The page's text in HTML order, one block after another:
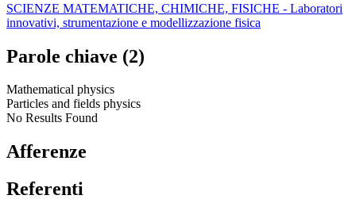
SCIENZE MATEMATICHE, CHIMICHE, FISICHE - Laboratori
innovativi, strumentazione e modellizzazione fisica
Parole chiave (2)
Mathematical physics
Particles and fields physics
No Results Found
Afferenze
Referenti